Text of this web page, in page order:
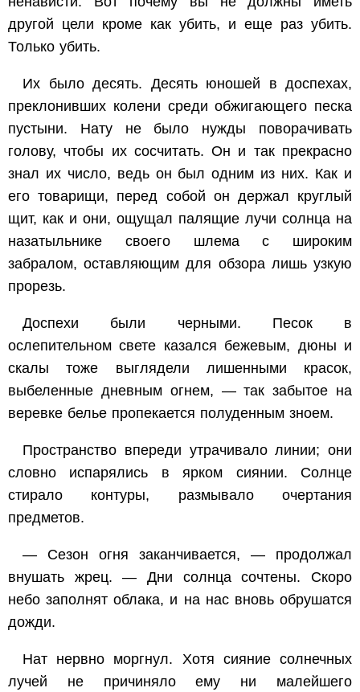
другой цели кроме как убить, и еще раз убить.
Только убить.
Их было десять. Десять юношей в доспехах,
преклонивших колени среди обжигающего песка
пустыни. Нату не было нужды поворачивать
голову, чтобы их сосчитать. Он и так прекрасно
знал их число, ведь он был одним из них. Как и
его товарищи, перед собой он держал круглый
щит, как и они, ощущал палящие лучи солнца на
назатыльнике своего шлема с широким
забралом, оставляющим для обзора лишь узкую
прорезь.
Доспехи были черными. Песок в
ослепительном свете казался бежевым, дюны и
скалы тоже выглядели лишенными красок,
выбеленные дневным огнем, — так забытое на
веревке белье пропекается полуденным зноем.
Пространство впереди утрачивало линии; они
словно испарялись в ярком сиянии. Солнце
стирало контуры, размывало очертания
предметов.
— Сезон огня заканчивается, — продолжал
внушать жрец. — Дни солнца сочтены. Скоро
небо заполнят облака, и на нас вновь обрушатся
дожди.
Нат нервно моргнул. Хотя сияние солнечных
лучей не причиняло ему ни малейшего